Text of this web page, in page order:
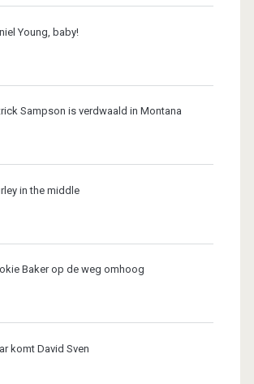
Young, baby!
Sampson is verdwaald in Montana
in the middle
Baker op de weg omhoog
komt David Sven